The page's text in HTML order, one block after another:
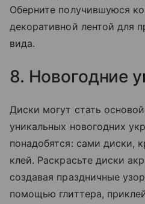
Оберните получившуюся
декоративной лентой для
вида.
8. Новогодние
Диски могут стать
уникальных новогодних
понадобятся: сами диски,
клей. Раскрасьте диски
создавая праздничные
помощью глиттера,